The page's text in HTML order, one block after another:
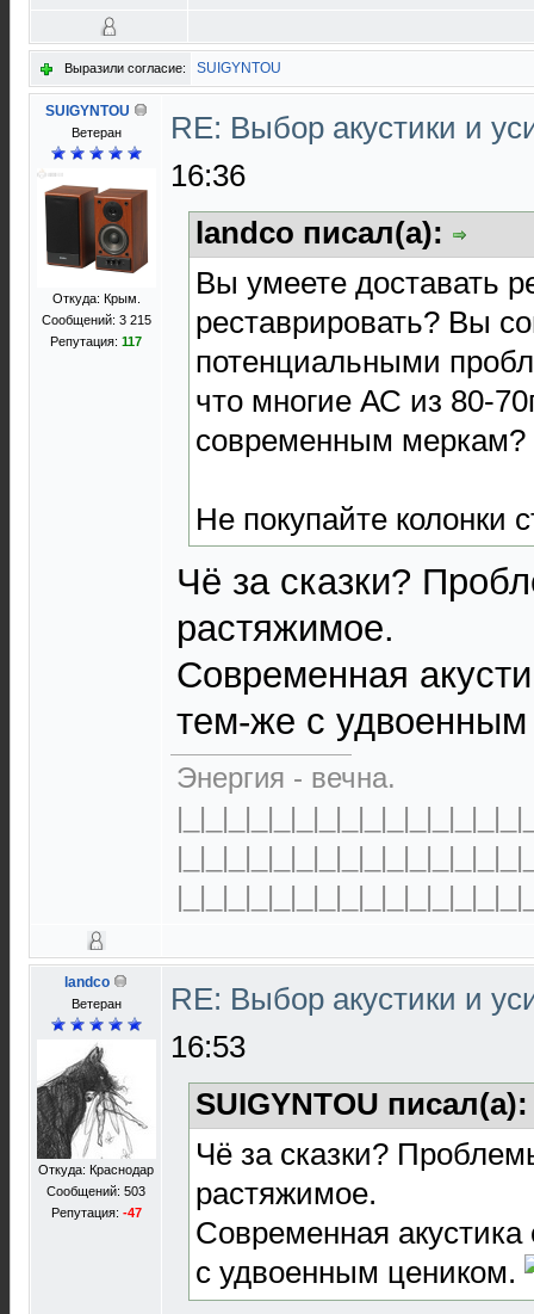
Выразили согласие: SUIGYNTOU
SUIGYNTOU
Ветеран
Откуда: Крым.
Сообщений: 3 215
Репутация: 117
RE: Выбор акустики и
16:36
landco писал(а):
Вы умеете доставать
реставрировать? Вы
потенциальными
что многие АС из 80-
современным меркам?
Не покупайте колонки
Чё за сказки?
растяжимое.
Современная
тем-же с
Энергия - вечна.
landco
Ветеран
Откуда: Краснодар
Сообщений: 503
Репутация: -47
RE: Выбор акустики и
16:53
SUIGYNTOU
Чё за сказки?
растяжимое.
Современная
с удвоенным цеником.